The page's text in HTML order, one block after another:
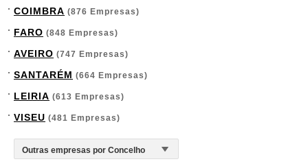
COIMBRA (876 Empresas)
FARO (848 Empresas)
AVEIRO (747 Empresas)
SANTARÉM (664 Empresas)
LEIRIA (613 Empresas)
VISEU (481 Empresas)